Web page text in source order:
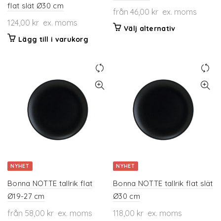
flat slät Ø30 cm
124,00 kr ex. moms
Lägg till i varukorg
från 46,00 kr ex. moms
Välj alternativDen
varianter.
alternativen
kan
väljas
NYHET
Bonna NOTTE tallrik flat
Ø19-27 cm
från 58,00 kr ex. moms
NYHET
Bonna NOTTE tallrik flat slät
Ø30 cm
118,00 kr ex. moms